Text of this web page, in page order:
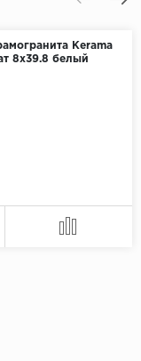
Kerama
8x39.8 белый